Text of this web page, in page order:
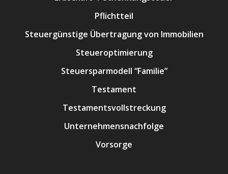
Pflichtteil
Steuergünstige Übertragung von Immobilien
Steueroptimierung
Steuersparmodell “Familie”
Testament
Testamentsvollstreckung
Unternehmensnachfolge
Vorsorge